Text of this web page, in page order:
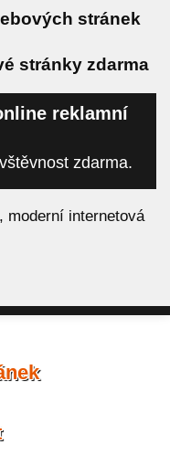
stránek
stránky zdarma
reklamní
zdarma.
moderní internetová